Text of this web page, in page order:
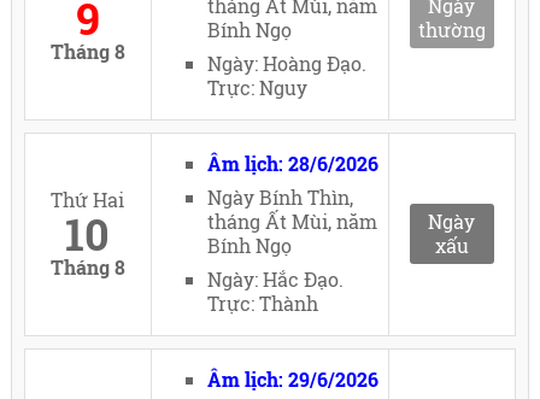
9
Tháng 8
tháng Ất Mùi, năm
Bính Ngọ
Ngày: Hoàng Đạo.
Trực: Nguy
Ngày
thường
Thứ Hai
10
Tháng 8
Âm lịch: 28/6/2026
Ngày Bính Thìn,
tháng Ất Mùi, năm
Bính Ngọ
Ngày: Hắc Đạo.
Trực: Thành
Ngày
xấu
Âm lịch: 29/6/2026